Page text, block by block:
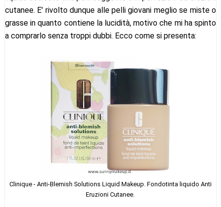
cutanee. E' rivolto dunque alle pelli giovani meglio se miste o
grasse in quanto contiene la lucidità, motivo che mi ha spinto
a comprarlo senza troppi dubbi. Ecco come si presenta:
Clinique - Anti-Blemish Solutions Liquid Makeup. Fondotinta liquido Anti
Eruzioni Cutanee.